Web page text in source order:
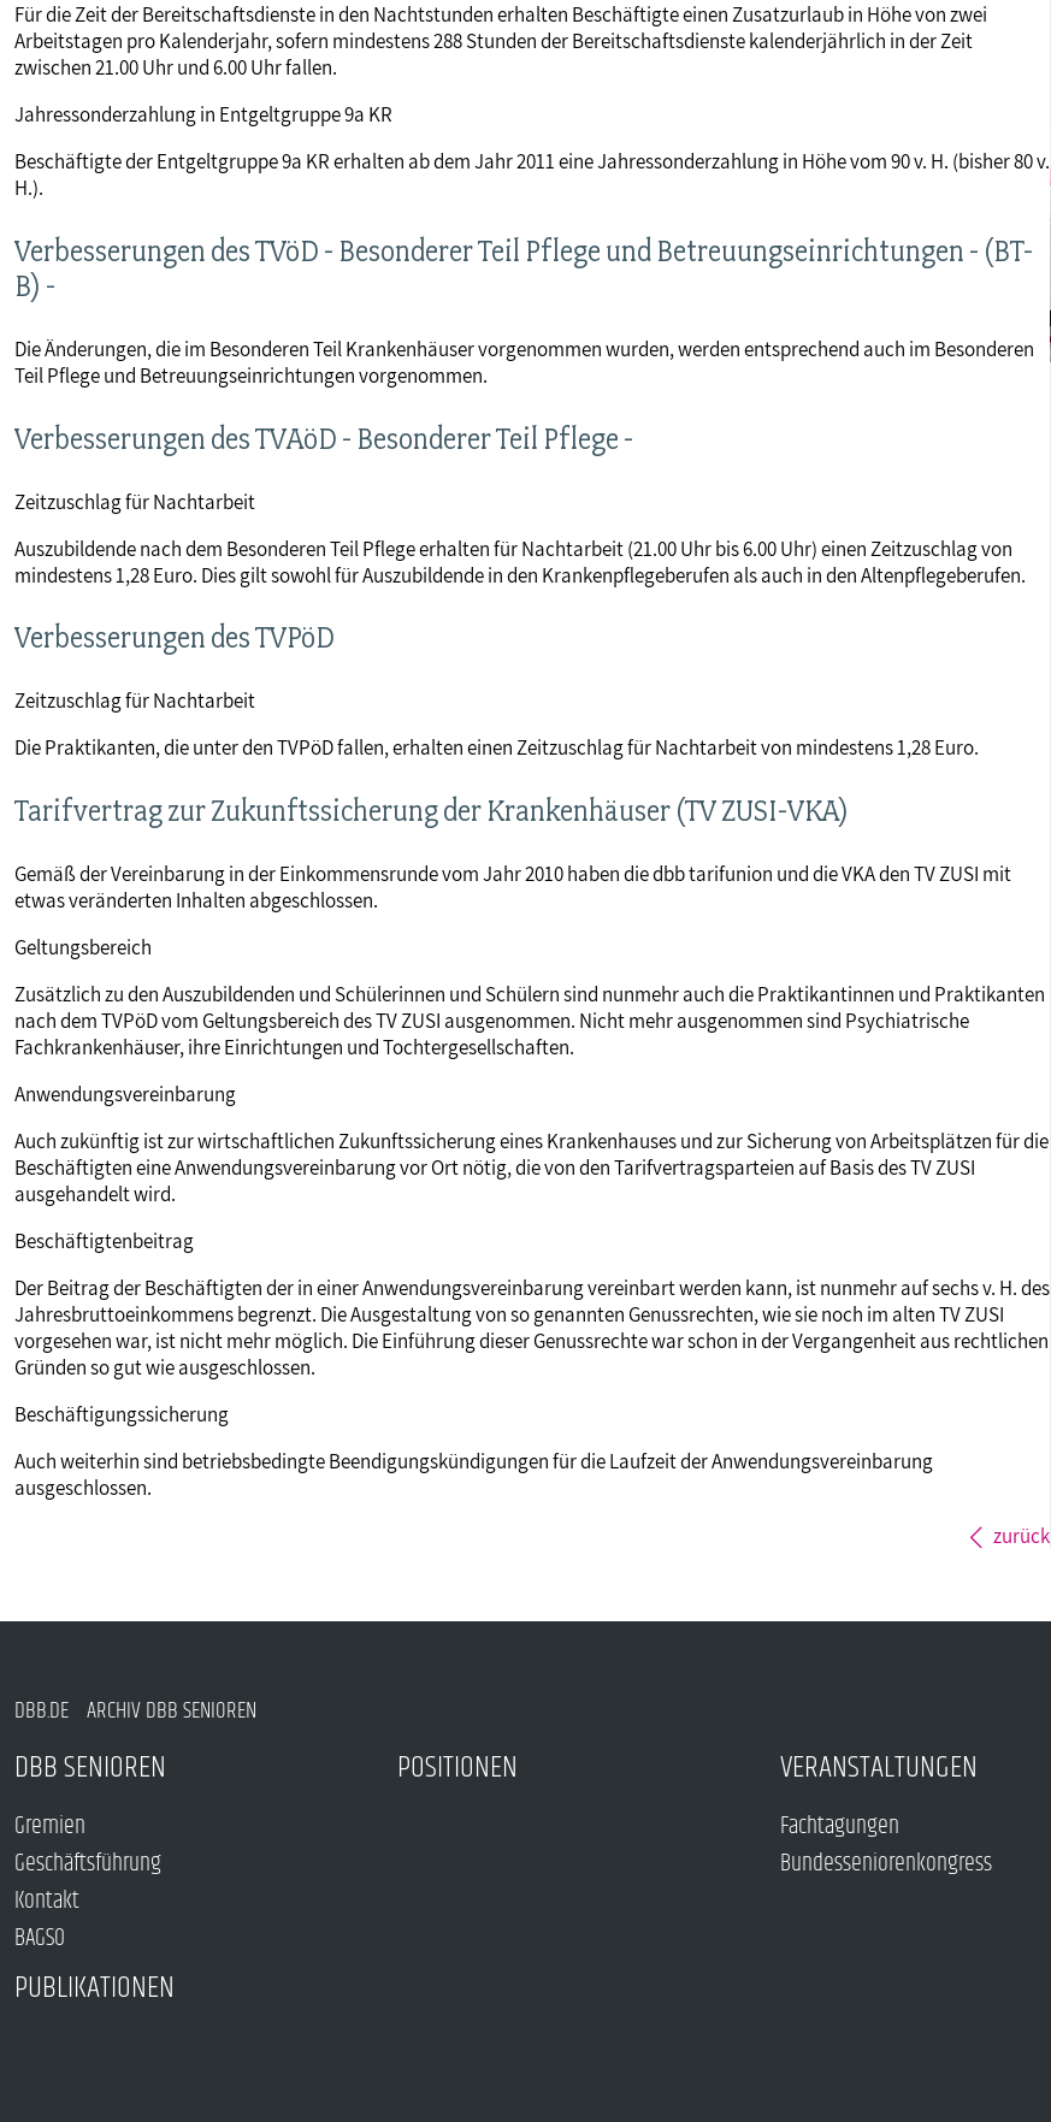
Für die Zeit der Bereitschaftsdienste in den Nachtstunden erhalten Beschäftigte einen Zusatzurlaub in Höhe von zwei
Arbeitstagen pro Kalenderjahr, sofern mindestens 288 Stunden der Bereitschaftsdienste kalenderjährlich in der Zeit
zwischen 21.00 Uhr und 6.00 Uhr fallen.
Jahressonderzahlung in Entgeltgruppe 9a KR
Beschäftigte der Entgeltgruppe 9a KR erhalten ab dem Jahr 2011 eine Jahressonderzahlung in Höhe vom 90 v. H. (bisher 80 v.
H.).
Verbesserungen des TVöD - Besonderer Teil Pflege und Betreuungseinrichtungen - (BT-
B) -
Die Änderungen, die im Besonderen Teil Krankenhäuser vorgenommen wurden, werden entsprechend auch im Besonderen
Teil Pflege und Betreuungseinrichtungen vorgenommen.
Verbesserungen des TVAöD - Besonderer Teil Pflege -
Zeitzuschlag für Nachtarbeit
Auszubildende nach dem Besonderen Teil Pflege erhalten für Nachtarbeit (21.00 Uhr bis 6.00 Uhr) einen Zeitzuschlag von
mindestens 1,28 Euro. Dies gilt sowohl für Auszubildende in den Krankenpflegeberufen als auch in den Altenpflegeberufen.
Verbesserungen des TVPöD
Zeitzuschlag für Nachtarbeit
Die Praktikanten, die unter den TVPöD fallen, erhalten einen Zeitzuschlag für Nachtarbeit von mindestens 1,28 Euro.
Tarifvertrag zur Zukunftssicherung der Krankenhäuser (TV ZUSI-VKA)
Gemäß der Vereinbarung in der Einkommensrunde vom Jahr 2010 haben die dbb tarifunion und die VKA den TV ZUSI mit
etwas veränderten Inhalten abgeschlossen.
Geltungsbereich
Zusätzlich zu den Auszubildenden und Schülerinnen und Schülern sind nunmehr auch die Praktikantinnen und Praktikanten
nach dem TVPöD vom Geltungsbereich des TV ZUSI ausgenommen. Nicht mehr ausgenommen sind Psychiatrische
Fachkrankenhäuser, ihre Einrichtungen und Tochtergesellschaften.
Anwendungsvereinbarung
Auch zukünftig ist zur wirtschaftlichen Zukunftssicherung eines Krankenhauses und zur Sicherung von Arbeitsplätzen für die
Beschäftigten eine Anwendungsvereinbarung vor Ort nötig, die von den Tarifvertragsparteien auf Basis des TV ZUSI
ausgehandelt wird.
Beschäftigtenbeitrag
Der Beitrag der Beschäftigten der in einer Anwendungsvereinbarung vereinbart werden kann, ist nunmehr auf sechs v. H. des
Jahresbruttoeinkommens begrenzt. Die Ausgestaltung von so genannten Genussrechten, wie sie noch im alten TV ZUSI
vorgesehen war, ist nicht mehr möglich. Die Einführung dieser Genussrechte war schon in der Vergangenheit aus rechtlichen
Gründen so gut wie ausgeschlossen.
Beschäftigungssicherung
Auch weiterhin sind betriebsbedingte Beendigungskündigungen für die Laufzeit der Anwendungsvereinbarung
ausgeschlossen.
zurück
DBB.DE ARCHIV DBB SENIOREN
DBB SENIOREN
Gremien
Geschäftsführung
Kontakt
BAGSO
POSITIONEN VERANSTALTUNGEN
Fachtagungen
Bundesseniorenkongress
PUBLIKATIONEN